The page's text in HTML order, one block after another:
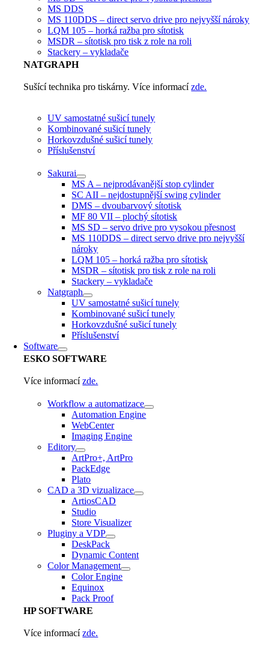
MS DDS
MS 110DDS – direct servo drive pro nejvyšší nároky
LQM 105 – horká ražba pro sítotisk
MSDR – sítotisk pro tisk z role na roli
Stackery – vykladače
NATGRAPH
Sušící technika pro tiskárny. Více informacízde.
UV samostatné sušicí tunely
Kombinované sušicí tunely
Horkovzdušné sušicí tunely
Příslušenství
Sakurai
MS A – nejprodávanější stop cylinder
SC AII – nejdostupnější swing cylinder
DMS – dvoubarvový sítotisk
MF 80 VII – plochý sítotisk
MS SD – servo drive pro vysokou přesnost
MS 110DDS – direct servo drive pro nejvyšší
nároky
LQM 105 – horká ražba pro sítotisk
MSDR – sítotisk pro tisk z role na roli
Stackery – vykladače
Natgraph
UV samostatné sušicí tunely
Kombinované sušicí tunely
Horkovzdušné sušicí tunely
Příslušenství
Software
ESKO SOFTWARE
Více informacízde.
Workflow a automatizace
Automation Engine
WebCenter
Imaging Engine
Editory
ArtPro+, ArtPro
PackEdge
Plato
CAD a 3D vizualizace
ArtiosCAD
Studio
Store Visualizer
Pluginy a VDP
DeskPack
Dynamic Content
Color Management
Color Engine
Equinox
Pack Proof
HPSOFTWARE
Více informacízde.